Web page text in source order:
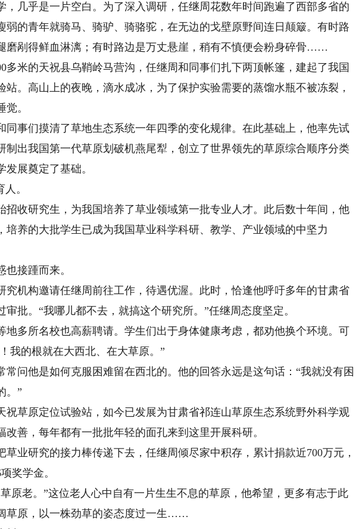
几乎是一片空白。为了深入调研，任继周花数年时间跑遍了西部多省的
弱的青年就骑马、骑驴、骑骆驼，在无边的戈壁原野间连日颠簸。有时路
磨剐得鲜血淋漓；有时路边是万丈悬崖，稍有不慎便会粉身碎骨……
米的天祝县乌鞘岭马营沟，任继周和同事们扎下两顶帐篷，建起了我国
站。高山上的夜晚，滴水成冰，为了保护实验需要的蒸馏水瓶不被冻裂，
。
事们摸清了草地生态系统一年四季的变化规律。在此基础上，他率先试
制出我国第一代草原划破机燕尾犁，创立了世界领先的草原综合顺序分类
展奠定了基础。
。
收研究生，为我国培养了草业领域第一批专业人才。此后数十年间，他
培养的大批学生已成为我国草业科学科研、教学、产业领域的中坚力
接踵而来。
机构邀请任继周前往工作，待遇优渥。此时，恰逢他呼吁多年的甘肃省
批。“我哪儿都不去，就搞这个研究所。”任继周态度坚定。
多所名校也高薪聘请。学生们出于身体健康考虑，都劝他换个环境。可
我的根就在大西北、在大草原。”
问他是如何克服困难留在西北的。他的回答永远是这句话：“我就没有困
。”
草原定位试验站，如今已发展为甘肃省祁连山草原生态系统野外科学观
改善，每年都有一批批年轻的面孔来到这里开展科研。
研究的接力棒传递下去，任继周倾尽家中积存，累计捐款近700万元，
奖学金。
老。”这位老人心中自有一片生生不息的草原，他希望，更多有志于此
草原，以一株劲草的姿态度过一生……